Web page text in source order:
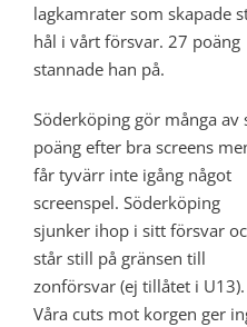
lagkamrater som skapade
hål i vårt försvar. 27 poäng
stannade han på.
Söderköping gör många av
poäng efter bra screens
får tyvärr inte igång något
screenspel. Söderköping
sjunker ihop i sitt försvar
står still på gränsen till
zonförsvar (ej tillåtet i U13).
Våra cuts mot korgen ger